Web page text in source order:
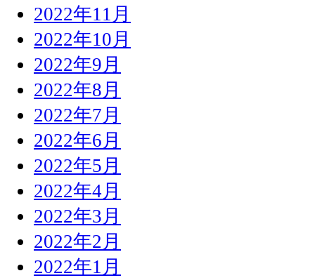
2022年11月
2022年10月
2022年9月
2022年8月
2022年7月
2022年6月
2022年5月
2022年4月
2022年3月
2022年2月
2022年1月